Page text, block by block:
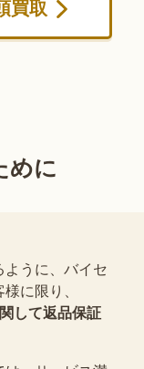
買取
めに
うに、バイセ
に限り、
して返品保証